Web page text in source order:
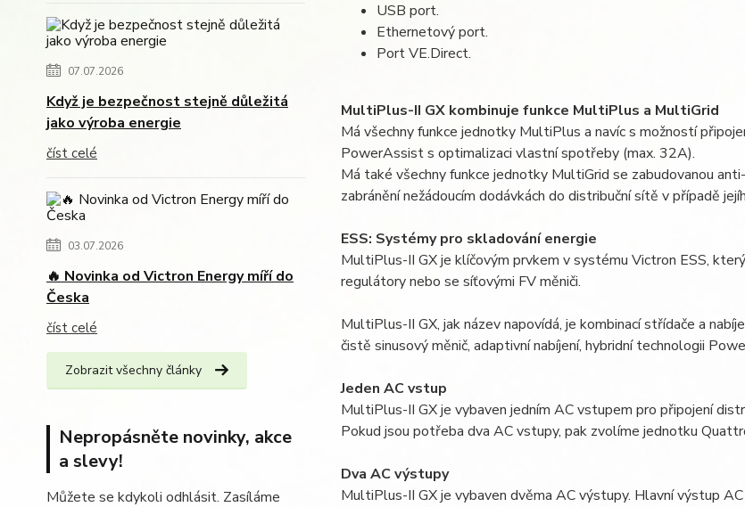
07.07.2026
Když je bezpečnost stejně důležitá
jako výroba energie
číst celé
03.07.2026
🔥 Novinka od Victron Energy míří do
Česka
číst celé
Zobrazit všechny články
Nepropásněte novinky, akce
a slevy!
Můžete se kdykoli odhlásit. Zasíláme
USB port.
Ethernetový port.
Port VE.Direct.
MultiPlus-II GX kombinuje funkce MultiPlus a MultiGrid
Má všechny funkce jednotky MultiPlus a navíc s možností
PowerAssist s optimalizaci vlastní spotřeby (max. 32A).
Má také všechny funkce jednotky MultiGrid se zabudovanou
zabránění nežádoucím dodávkách do distribuční sítě v případě
ESS: Systémy pro skladování energie
MultiPlus-II GX je klíčovým prvkem v systému Victron ESS,
regulátory nebo se síťovými FV měniči.
MultiPlus-II GX, jak název napovídá, je kombinací střídače a
čistě sinusový měnič, adaptivní nabíjení, hybridní technologii
Jeden AC vstup
MultiPlus-II GX je vybaven jedním AC vstupem pro připojení
Pokud jsou potřeba dva AC vstupy, pak zvolíme jednotku
Dva AC výstupy
MultiPlus-II GX je vybaven dvěma AC výstupy. Hlavní výstup